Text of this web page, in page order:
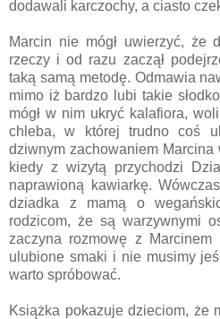
dodawali karczochy, a ciasto
Marcin nie mógł uwierzyć, że
rzeczy i od razu zaczął
taką samą metodę. Odmawia
mimo iż bardzo lubi takie
mógł w nim ukryć kalafiora,
chleba, w której trudno coś
dziwnym zachowaniem
kiedy z wizytą przychodzi
naprawioną kawiarkę.
dziadka z mamą o
rodzicom, że są warzywnymi
zaczyna rozmowę z
ulubione smaki i nie musimy
warto spróbować.
Książka pokazuje dzieciom, że